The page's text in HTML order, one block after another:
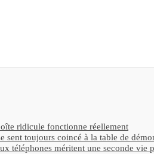
ridicule fonctionne réellement
sent toujours coincé à la table de
téléphones méritent une seconde vie